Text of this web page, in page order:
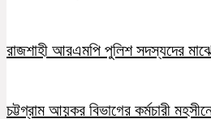
রাজশাহী আরএমপি পুলিশ সদস্যদের মাঝে
চট্টগ্রাম আয়কর বিভাগের কর্মচারী